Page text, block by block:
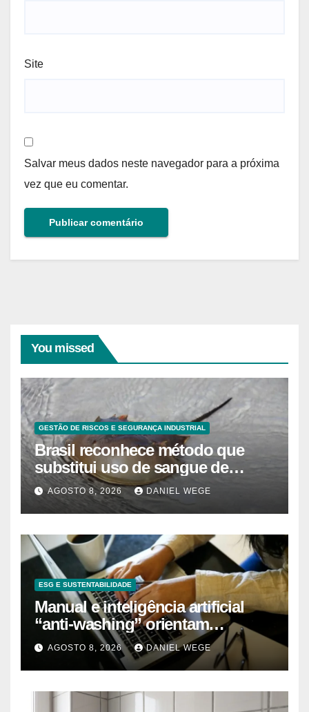
Site
Salvar meus dados neste navegador para a próxima
vez que eu comentar.
You missed
GESTÃO DE RISCOS E SEGURANÇA INDUSTRIAL
Brasil reconhece método que
substitui uso de sangue de
caranguejo-ferradura em testes
farmacêuticos
AGOSTO 8, 2026 DANIEL WEGE
ESG E SUSTENTABILIDADE
Manual e inteligência artificial
“anti-washing” orientam
empresas
AGOSTO 8, 2026 DANIEL WEGE